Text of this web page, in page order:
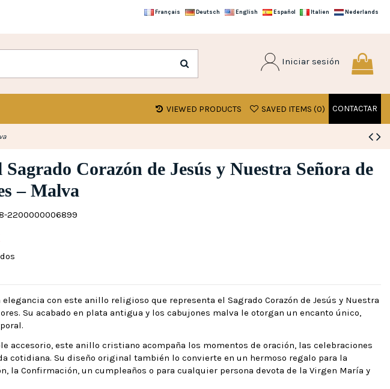
Français Deutsch English Español Italien Nederlands
Iniciar sesión
CONTACTAR
SAVED ITEMS (0)
VIEWED PRODUCTS
Corazón de Jesús y Nuestra Señora de
– Malva
2200000006899
elegancia con este anillo religioso que representa el Sagrado Corazón de Jesús y Nuestra
Su acabado en plata antigua y los cabujones malva le otorgan un encanto único,
accesorio, este anillo cristiano acompaña los momentos de oración, las celebraciones
cotidiana. Su diseño original también lo convierte en un hermoso regalo para la
la Confirmación, un cumpleaños o para cualquier persona devota de la Virgen María y